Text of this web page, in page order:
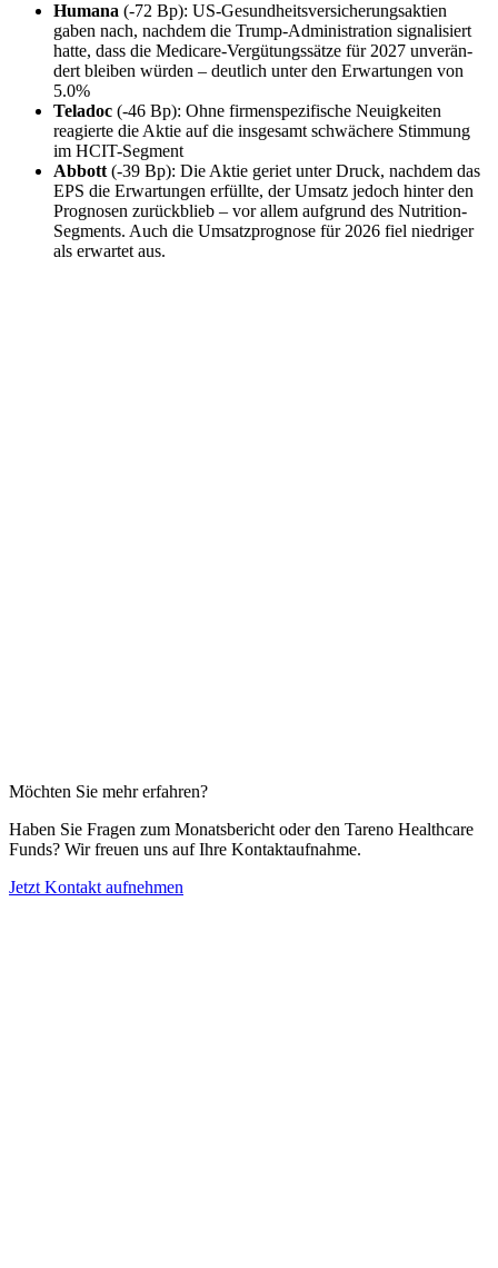
Humana (-72 Bp): US-Gesund­heits­ver­si­che­rungs­ak­tien
gaben nach, nachdem die Trump-Admini­stra­tion signa­li­siert
hatte, dass die Medicare-Vergü­tungs­sätze für 2027 unver­än­
dert bleiben würden – deutlich unter den Erwar­tungen von
5.0%
Teladoc (-46 Bp): Ohne firmen­spe­zi­fi­sche Neuig­keiten
reagierte die Aktie auf die insge­samt schwä­chere Stimmung
im HCIT-Segment
Abbott (-39 Bp): Die Aktie geriet unter Druck, nachdem das
EPS die Erwar­tungen erfüllte, der Umsatz jedoch hinter den
Prognosen zurück­blieb – vor allem aufgrund des Nutri­tion-
Segments. Auch die Umsatzprog­nose für 2026 fiel niedriger
als erwartet aus.
Möchten Sie mehr erfahren?
Haben Sie Fragen zum Monats­be­richt oder den Tareno Health­care
Funds? Wir freuen uns auf Ihre Kontakt­auf­nahme.
Jetzt Kontakt aufnehmen